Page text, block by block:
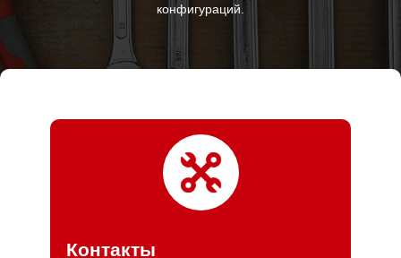
конфигураций.
Контакты